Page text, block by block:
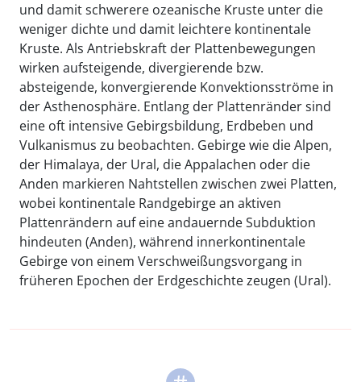
und damit schwerere ozeanische Kruste unter die
weniger dichte und damit leichtere kontinentale
Kruste. Als Antriebskraft der Plattenbewegungen
wirken aufsteigende, divergierende bzw.
absteigende, konvergierende Konvektionsströme in
der Asthenosphäre. Entlang der Plattenränder sind
eine oft intensive Gebirgsbildung, Erdbeben und
Vulkanismus zu beobachten. Gebirge wie die Alpen,
der Himalaya, der Ural, die Appalachen oder die
Anden markieren Nahtstellen zwischen zwei Platten,
wobei kontinentale Randgebirge an aktiven
Plattenrändern auf eine andauernde Subduktion
hindeuten (Anden), während innerkontinentale
Gebirge von einem Verschweißungsvorgang in
früheren Epochen der Erdgeschichte zeugen (Ural).